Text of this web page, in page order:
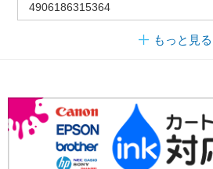
4906186315364
もっと見る